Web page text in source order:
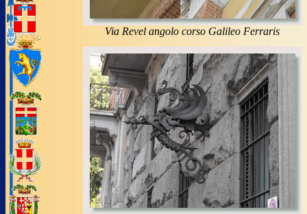
Via Revel angolo corso Galileo Ferraris